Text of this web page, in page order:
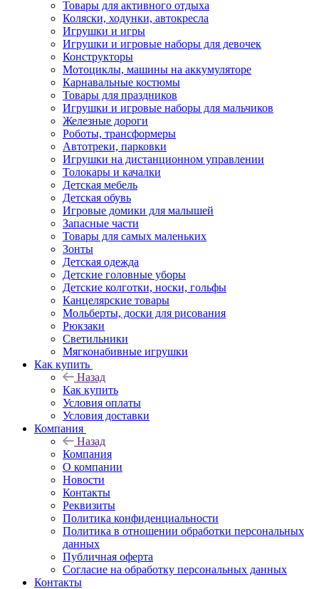
Товары для активного отдыха
Коляски, ходунки, автокресла
Игрушки и игры
Игрушки и игровые наборы для девочек
Конструкторы
Мотоциклы, машины на аккумуляторе
Карнавальные костюмы
Товары для праздников
Игрушки и игровые наборы для мальчиков
Железные дороги
Роботы, трансформеры
Автотреки, парковки
Игрушки на дистанционном управлении
Толокары и качалки
Детская мебель
Детская обувь
Игровые домики для малышей
Запасные части
Товары для самых маленьких
Зонты
Детская одежда
Детские головные уборы
Детские колготки, носки, гольфы
Канцелярские товары
Мольберты, доски для рисования
Рюкзаки
Светильники
Мягконабивные игрушки
Как купить
Назад
Как купить
Условия оплаты
Условия доставки
Компания
Назад
Компания
О компании
Новости
Контакты
Реквизиты
Политика конфиденциальности
Политика в отношении обработки персональных
данных
Публичная оферта
Согласие на обработку персональных данных
Контакты